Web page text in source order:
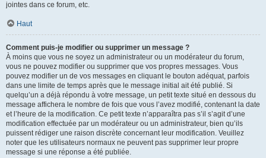
jointes dans ce forum, etc.
Haut
Comment puis-je modifier ou supprimer un message ?
À moins que vous ne soyez un administrateur ou un modérateur du forum,
vous ne pouvez modifier ou supprimer que vos propres messages. Vous
pouvez modifier un de vos messages en cliquant le bouton adéquat, parfois
dans une limite de temps après que le message initial ait été publié. Si
quelqu’un a déjà répondu à votre message, un petit texte situé en dessous du
message affichera le nombre de fois que vous l’avez modifié, contenant la date
et l’heure de la modification. Ce petit texte n’apparaîtra pas s’il s’agit d’une
modification effectuée par un modérateur ou un administrateur, bien qu’ils
puissent rédiger une raison discrète concernant leur modification. Veuillez
noter que les utilisateurs normaux ne peuvent pas supprimer leur propre
message si une réponse a été publiée.